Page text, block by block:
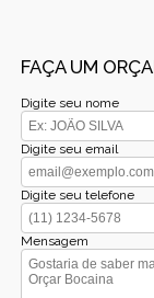
FAÇA UM
Digite seu nome
Digite seu email
Digite seu telefone
Mensagem